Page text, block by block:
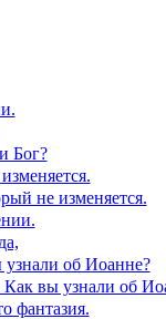
Бог?
не изменяется.
об Иоанне?
вы узнали об
фантазия.